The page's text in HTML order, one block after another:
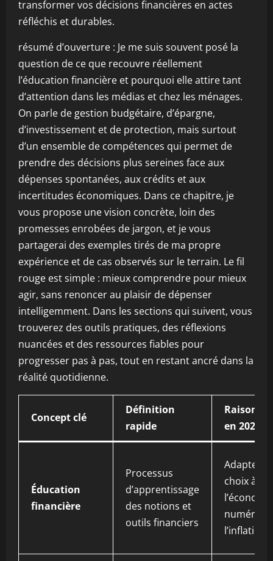
transformer vos décisions financières en actes
réfléchis et durables.
résumé d’ouverture : Je me suis souvent posé la
question de ce que recouvre réellement
l’éducation financière et pourquoi elle attire tant
d’attention dans les médias et chez les ménages.
On parle de gestion budgétaire, d’épargne,
d’investissement et de protection, mais surtout
d’un ensemble de compétences qui permet de
prendre des décisions plus sereines face aux
dépenses spontanées, aux crédits et aux
incertitudes économiques. Dans ce chapitre, je
vous propose une vision concrète, loin des
promesses enrobées de jargon, et je vous
partagerai des exemples tirés de ma propre
expérience et de cas observés sur le terrain. Le fil
rouge est simple : mieux comprendre pour mieux
agir, sans renoncer au plaisir de dépenser
intelligemment. Dans les sections qui suivent, vous
trouverez des outils pratiques, des réflexions
nuancées et des ressources fiables pour
progresser pas à pas, tout en restant ancré dans la
réalité quotidienne.
Concept clé
Définition
rapide
Raison
en 2026
Éducation
financière
Processus
d’apprentissage
des notions et
outils financiers
Adapter
choix à
l’inflation